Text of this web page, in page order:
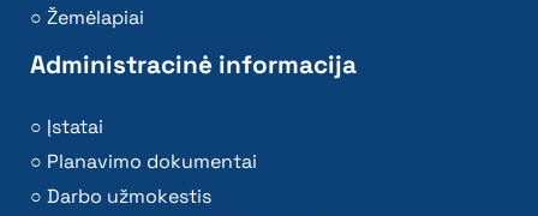
Žemėlapiai
Administracinė informacija
Įstatai
Planavimo dokumentai
Darbo užmokestis